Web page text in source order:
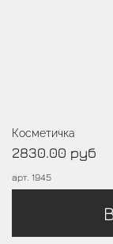
арт. 1945
Косметичка
2830.00 руб